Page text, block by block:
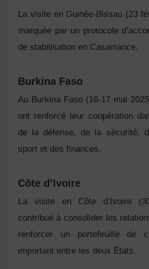
La visite en Guinée-Bissau (23
marquée par un protocole
de stabilisation en Casamance.
Burkina Faso
Au Burkina Faso (16-17 mai
ont renforcé leur coopération
de la défense, de la sécurité,
sport et des finances.
Côte d’Ivoire
La visite en Côte d’Ivoire
contribué à consolider les
renforcer un portefeuille de
important entre les deux États.